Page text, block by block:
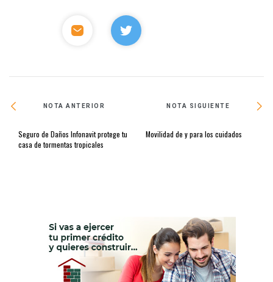
NOTA ANTERIOR
Seguro de Daños Infonavit protege tu
casa de tormentas tropicales
NOTA SIGUIENTE
Movilidad de y para los cuidados